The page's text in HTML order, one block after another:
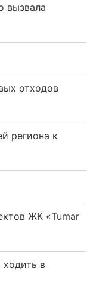
вызвала
отходов
региона к
ЖК «Tumar
в